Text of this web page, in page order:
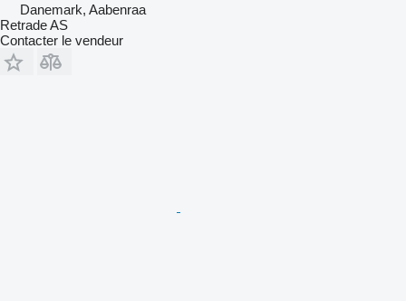
Danemark, Aabenraa
Retrade AS
Contacter le vendeur